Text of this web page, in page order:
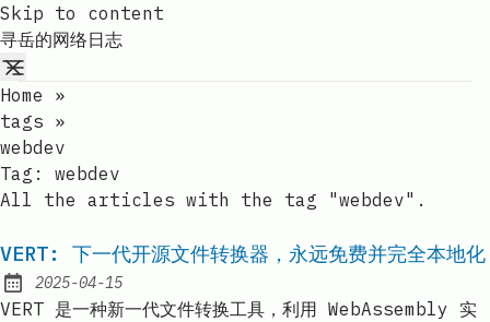
Skip to content
寻岳的网络日志
Home
»
tags »
webdev
Tag: webdev
All the articles with the tag "webdev".
VERT: 下一代开源文件转换器，永远免费并完全本地化
Published:
2025-04-15
VERT 是一种新一代文件转换工具，利用 WebAssembly 实